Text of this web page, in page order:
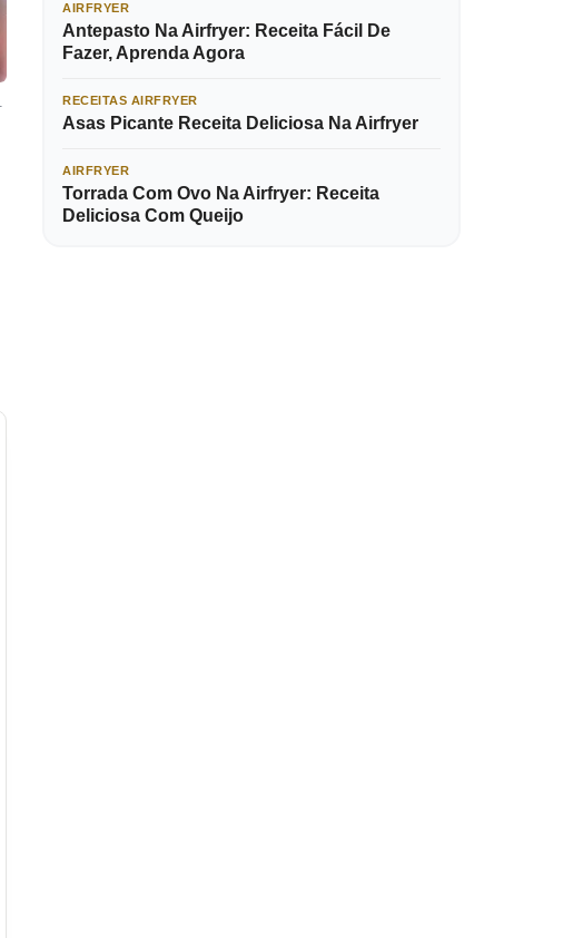
AIRFRYER
Antepasto Na Airfryer: Receita Fácil De
Fazer, Aprenda Agora
RECEITAS AIRFRYER
Asas Picante Receita Deliciosa Na Airfryer
AIRFRYER
Torrada Com Ovo Na Airfryer: Receita
Deliciosa Com Queijo